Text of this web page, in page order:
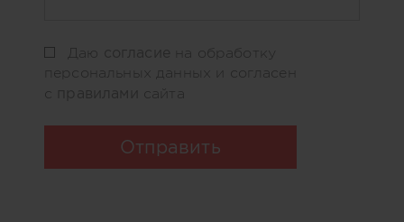
Даю
на обработку
персональных данных и согласен
с
сайта
Отправить